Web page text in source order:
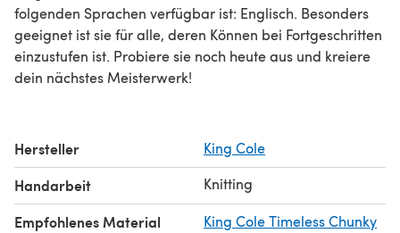
folgenden Sprachen verfügbar ist: Englisch. Besonders
geeignet ist sie für alle, deren Können bei Fortgeschritten
einzustufen ist. Probiere sie noch heute aus und kreiere
dein nächstes Meisterwerk!
Hersteller King Cole
Handarbeit Knitting
Empfohlenes Material King Cole Timeless Chunky